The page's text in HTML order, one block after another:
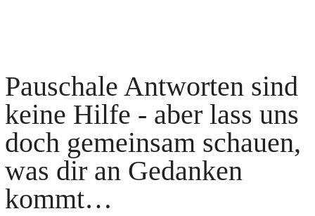
Pauschale Antworten sind
keine Hilfe - aber lass uns
doch gemeinsam schauen,
was dir an Gedanken
kommt…